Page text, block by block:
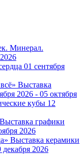
Минерал.
01 сентября
Выставка
2026 - 05 октября
кубы 12
Выставка графики
2026
Выставка керамики
декабря 2026